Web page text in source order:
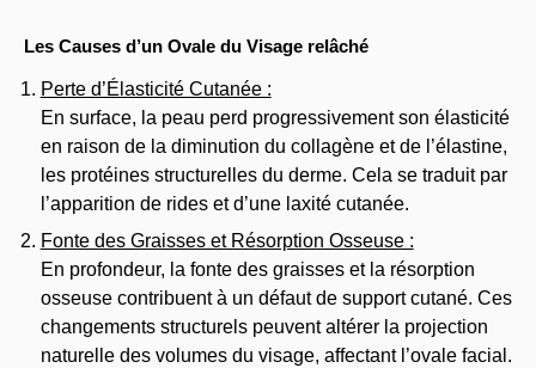
Les Causes d’un Ovale du Visage relâché
Perte d’Élasticité Cutanée :
En surface, la peau perd progressivement son élasticité
en raison de la diminution du collagène et de l’élastine,
les protéines structurelles du derme. Cela se traduit par
l’apparition de rides et d’une laxité cutanée.
Fonte des Graisses et Résorption Osseuse :
En profondeur, la fonte des graisses et la résorption
osseuse contribuent à un défaut de support cutané. Ces
changements structurels peuvent altérer la projection
naturelle des volumes du visage, affectant l’ovale facial.